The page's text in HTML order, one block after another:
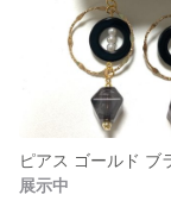
展示中